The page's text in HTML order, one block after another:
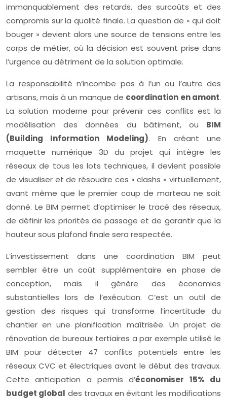
immanquablement des retards, des surcoûts et des
compromis sur la qualité finale. La question de « qui doit
bouger » devient alors une source de tensions entre les
corps de métier, où la décision est souvent prise dans
l’urgence au détriment de la solution optimale.
La responsabilité n’incombe pas à l’un ou l’autre des
artisans, mais à un manque de coordination en amont.
La solution moderne pour prévenir ces conflits est la
modélisation des données du bâtiment, ou BIM
(Building Information Modeling). En créant une
maquette numérique 3D du projet qui intègre les
réseaux de tous les lots techniques, il devient possible
de visualiser et de résoudre ces « clashs » virtuellement,
avant même que le premier coup de marteau ne soit
donné. Le BIM permet d’optimiser le tracé des réseaux,
de définir les priorités de passage et de garantir que la
hauteur sous plafond finale sera respectée.
L’investissement dans une coordination BIM peut
sembler être un coût supplémentaire en phase de
conception, mais il génère des économies
substantielles lors de l’exécution. C’est un outil de
gestion des risques qui transforme l’incertitude du
chantier en une planification maîtrisée. Un projet de
rénovation de bureaux tertiaires a par exemple utilisé le
BIM pour détecter 47 conflits potentiels entre les
réseaux CVC et électriques avant le début des travaux.
Cette anticipation a permis d’économiser 15% du
budget global des travaux en évitant les modifications